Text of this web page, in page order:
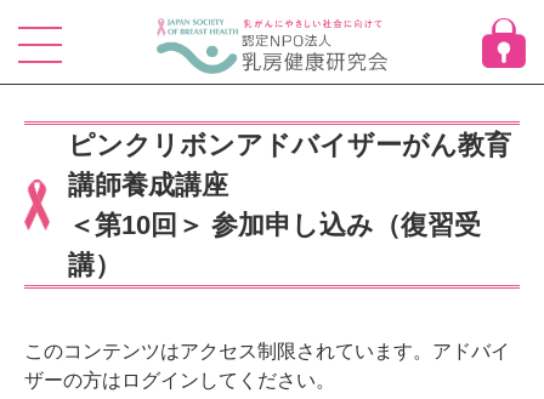
ピンクリボンアドバイザーがん教育
講師養成講座
＜第10回＞ 参加申し込み（復習受
講）
このコンテンツはアクセス制限されています。アドバイ
ザーの方はログインしてください。